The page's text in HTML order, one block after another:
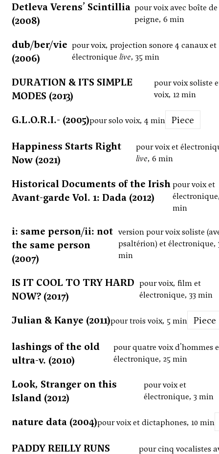
Detleva Verens’ Scintillia
(2008)
pour voix avec boîte
peigne, 6 min
dub/ber/vie
(2006)
pour voix, projection sonore 4 canaux et
électroniquelive, 35 min
DURATION & ITS SIMPLE
MODES (2013)
pour voix soliste
voix, 12 min
G.L.O.R.I.- (2005)pour solo voix, 4 min Piece
Happiness Starts Right
Now (2021)
pour voix et
live, 6 min
Historical Documents of the Irish
Avant-garde Vol. 1: Dada (2012)
pour voix et
min
i: same person/ii: not
the same person
(2007)
version pour voix soliste
psaltérion) et électronique,
min
IS IT COOL TO TRY HARD
NOW? (2017)
pour voix, film et
électronique, 33 min
Julian & Kanye (2011)pour trois voix, 5 min Piece
lashings of the old
ultra-v. (2010)
pour quatre voix d'hommes
électronique, 25 min
Look, Stranger on this
Island (2012)
pour voix et
électronique, 3 min
nature data (2004)pour voix et dictaphones, 10 min
PADDY REILLY RUNS pour cinq vocalistes